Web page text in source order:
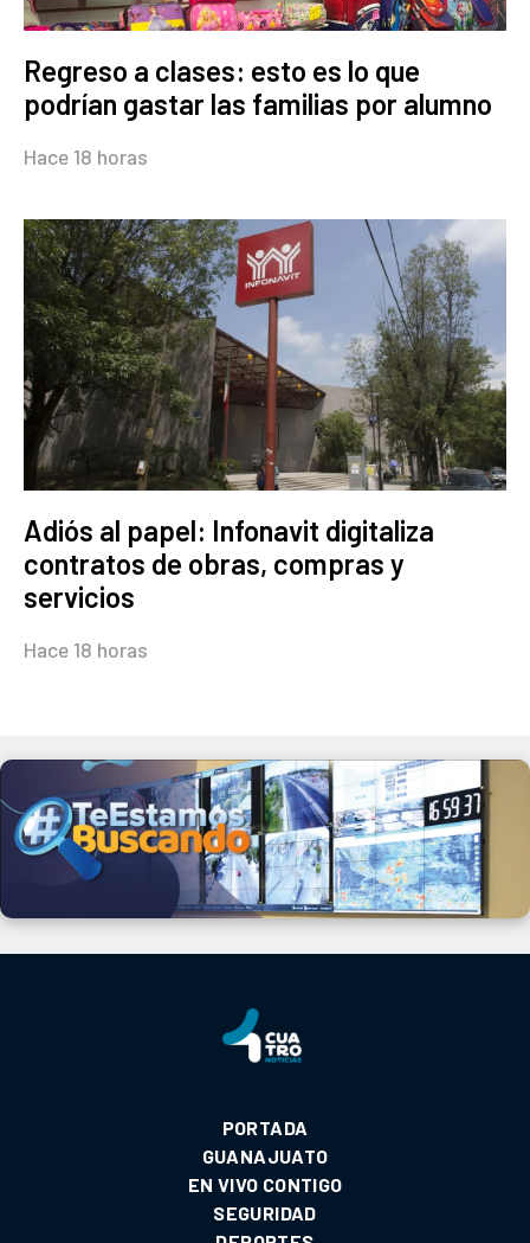
Regreso a clases: esto es lo que
podrían gastar las familias por alumno
Hace 18 horas
Adiós al papel: Infonavit digitaliza
contratos de obras, compras y
servicios
Hace 18 horas
PORTADA
GUANAJUATO
EN VIVO CONTIGO
SEGURIDAD